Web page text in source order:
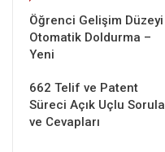
Öğrenci Gelişim Düzeyi
Otomatik Doldurma –
Yeni
662 Telif ve Patent
Süreci Açık Uçlu
ve Cevapları